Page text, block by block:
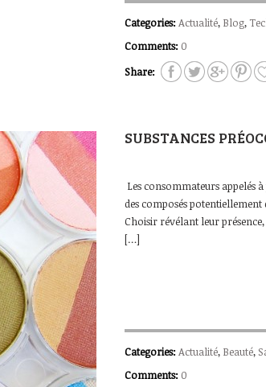
Categories:Actualité, Blog,
Comments: 0
Share:
SUBSTANCES
Les consommateurs appelés
des composés potentiellement
Choisir révélant leur présence,
[…]
Categories:Actualité, Beauté,
Comments: 0